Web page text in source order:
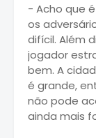
- Acho que
os
difícil. Além
jogador
bem. A
é grande,
não pode
ainda mais